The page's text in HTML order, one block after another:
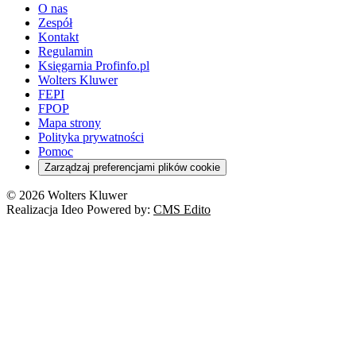
O nas
Zespół
Kontakt
Regulamin
Księgarnia Profinfo.pl
Wolters Kluwer
FEPI
FPOP
Mapa strony
Polityka prywatności
Pomoc
Zarządzaj preferencjami plików cookie
© 2026 Wolters Kluwer
Realizacja Ideo Powered by: CMS Edito